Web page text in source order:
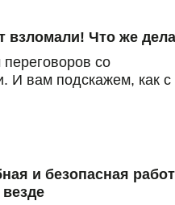
взломали! Что же
со
И вам подскажем, как с
и безопасная